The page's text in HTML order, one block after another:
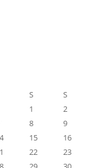
S
S
1
2
8
9
15
16
22
23